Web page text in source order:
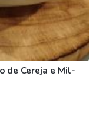
de Cereja e Mil-